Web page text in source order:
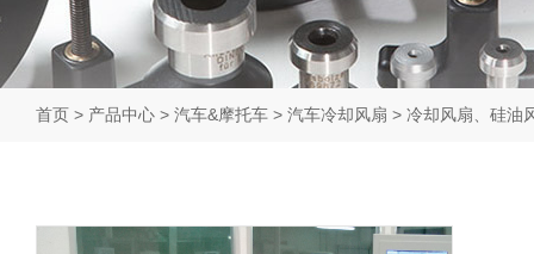
首页> 产品中心> 汽车&摩托车> 汽车冷却风扇 > 冷却风扇、硅油